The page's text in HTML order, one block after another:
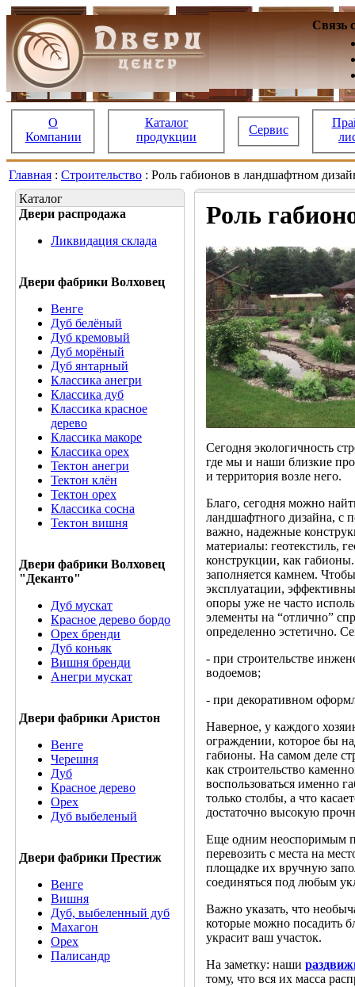
Связь
О
Компании
Каталог
продукции
Сервис
Главная : Строительство : Роль габионов в ландшафтном
Каталог
Двери распродажа
Ликвидация склада
Двери фабрики Волховец
Венге
Дуб белёный
Дуб кремовый
Дуб морёный
Дуб янтарный
Классика анегри
Классика дуб
Классика красное
дерево
Классика макоре
Классика орех
Тектон анегри
Тектон клён
Тектон орех
Классика сосна
Тектон вишня
Двери фабрики Волховец
"Деканто"
Дуб мускат
Красное дерево бордо
Орех бренди
Дуб коньяк
Вишня бренди
Анегри мускат
Двери фабрики Аристон
Венге
Черешня
Дуб
Красное дерево
Орех
Дуб выбеленый
Двери фабрики Престиж
Венге
Вишня
Дуб, выбеленный дуб
Махагон
Орех
Палисандр
Роль
Сегодня экологичность
где мы и наши близкие
и территория возле него.
Благо, сегодня можно
ландшафтного дизайна, с
важно, надежные
материалы: геотекстиль,
конструкции, как габионы.
заполняется камнем.
эксплуатации,
опоры уже не часто
элементы на “отлично”
определенно эстетично.
- при строительстве
водоемов;
- при декоративном
Наверное, у каждого
ограждении, которое бы
габионы. На самом деле
как строительство
воспользоваться именно
только столбы, а что
достаточно высокую
Еще одним неоспоримым
перевозить с места на
площадке их вручную
соединяться под любым
Важно указать, что
которые можно посадить
украсит ваш участок.
На заметку: наши
тому, что вся их масса